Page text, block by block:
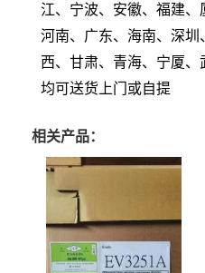
江、宁波、安徽、福建、
河南、广东、海南、深
西、甘肃、青海、宁厦
均可送货上门或自提
相关产品：